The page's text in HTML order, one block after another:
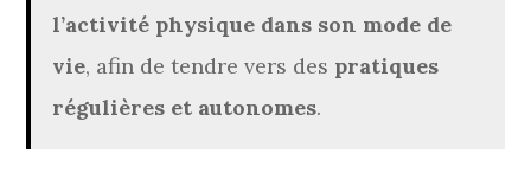
l’activité physique dans son mode de
vie, afin de tendre vers des pratiques
régulières et autonomes.